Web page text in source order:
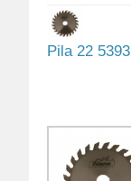
Pila 22